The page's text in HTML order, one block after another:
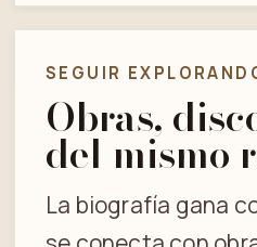
SEGUIR
Obras,
del mismo
La biografía gana